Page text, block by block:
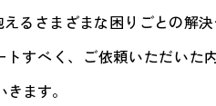
るさまざまな困りごとの解
すべく、ご依頼いただいた
ます。